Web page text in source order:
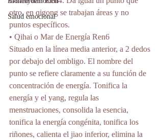
Salud emocional
otro, en qigong se trabajan áreas y no
puntos específicos.
• Qihai o Mar de Energía Ren6
Situado en la línea media anterior, a 2 dedos
por debajo del ombligo. El nombre del
punto se refiere claramente a su función de
concentración de energía. Tonifica la
energía y el yang, regula las
menstruaciones, consolida la esencia,
tonifica la energía congénita, tonifica los
riñones, calienta el jiao inferior, elimina la